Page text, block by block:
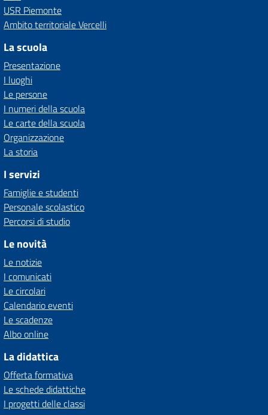
USR Piemonte
Ambito territoriale Vercelli
La scuola
Presentazione
I luoghi
Le persone
I numeri della scuola
Le carte della scuola
Organizzazione
La storia
I servizi
Famiglie e studenti
Personale scolastico
Percorsi di studio
Le novità
Le notizie
I comunicati
Le circolari
Calendario eventi
Le scadenze
Albo online
La didattica
Offerta formativa
Le schede didattiche
I progetti delle classi